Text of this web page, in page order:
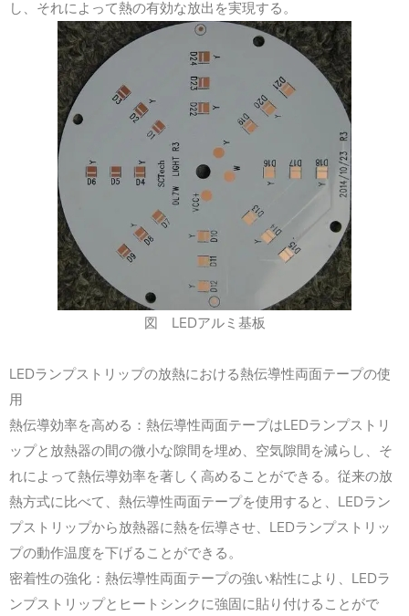
し、それによって熱の有効な放出を実現する。
図 LEDアルミ基板
LEDランプストリップの放熱における熱伝導性両面テープの使
用
熱伝導効率を高める：熱伝導性両面テープはLEDランプストリ
ップと放熱器の間の微小な隙間を埋め、空気隙間を減らし、そ
れによって熱伝導効率を著しく高めることができる。従来の放
熱方式に比べて、熱伝導性両面テープを使用すると、 LEDラン
プストリップから放熱器に熱を伝導させ、 LEDランプストリッ
プの動作温度を下げることができる。
密着性の強化：熱伝導性両面テープの強い粘性により、 LEDラ
ンプストリップとヒートシンクに強固に貼り付けることがで